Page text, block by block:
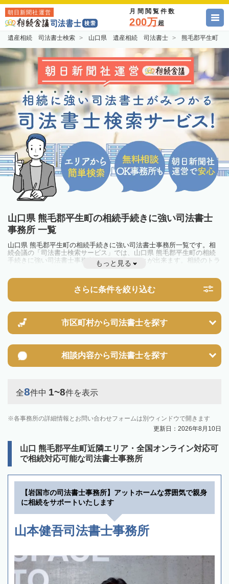
朝日新聞社運営 月間閲覧件数
200万超
遺産相続 司法書士検索 山口県 遺産相続 司法書士 熊毛郡平生町
山口県 熊毛郡平生町の相続手続きに強い司法書士
事務所 一覧
山口県 熊毛郡平生町の相続手続きに強い司法書士事務所一覧です。相
続会議の「司法書士検索サービス」では、山口県 熊毛郡平生町の相続
手続きに強い司法書士事務所を一覧で見ることが出来ます。相続のトラ
ブルやお悩みを抱えている方は一度近隣の司法書士に相談してみましょ
もっと見る
さらに条件を絞り込む
市区町村から司法書士を探す
相談内容から司法書士を探す
全8件中 1~8件を表示
各事務所の詳細情報とお問い合わせフォームは別ウィンドウで開きます
更新日：2026年8月10日
山口 熊毛郡平生町近隣エリア・全国オンライン対応可
で相続対応可能な司法書士事務所
【岩国市の司法書士事務所】アットホームな雰囲気で親身
に相続をサポートいたします
山本健吾司法書士事務所